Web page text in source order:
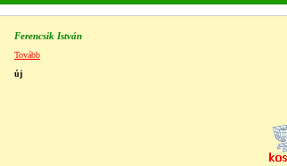
Ferencsik István
Tovább
új